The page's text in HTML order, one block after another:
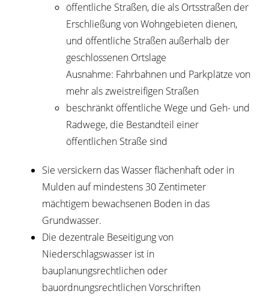
öffentliche Straßen, die als Ortsstraßen der
Erschließung von Wohngebieten dienen,
und öffentliche Straßen außerhalb der
geschlossenen Ortslage
Ausnahme: Fahrbahnen und Parkplätze von
mehr als zweistreifigen Straßen
beschränkt öffentliche Wege und Geh- und
Radwege, die Bestandteil einer
öffentlichen Straße sind
Sie versickern das Wasser flächenhaft oder in
Mulden auf mindestens 30 Zentimeter
mächtigem bewachsenen Boden in das
Grundwasser.
Die dezentrale Beseitigung von
Niederschlagswasser ist in
bauplanungsrechtlichen oder
bauordnungsrechtlichen Vorschriften